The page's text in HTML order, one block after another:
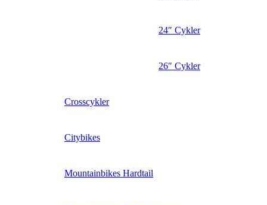
24″ Cykler
26″ Cykler
Crosscykler
Citybikes
Mountainbikes Hardtail